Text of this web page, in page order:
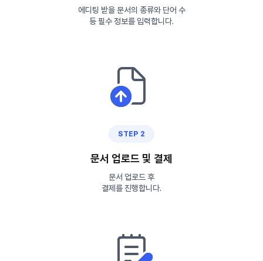
에디팅 받을 문서의 종류와 단어 수
등 필수 정보를 입력합니다.
STEP 2
문서 업로드 및 결제
문서 업로드 후
결제를 진행합니다.